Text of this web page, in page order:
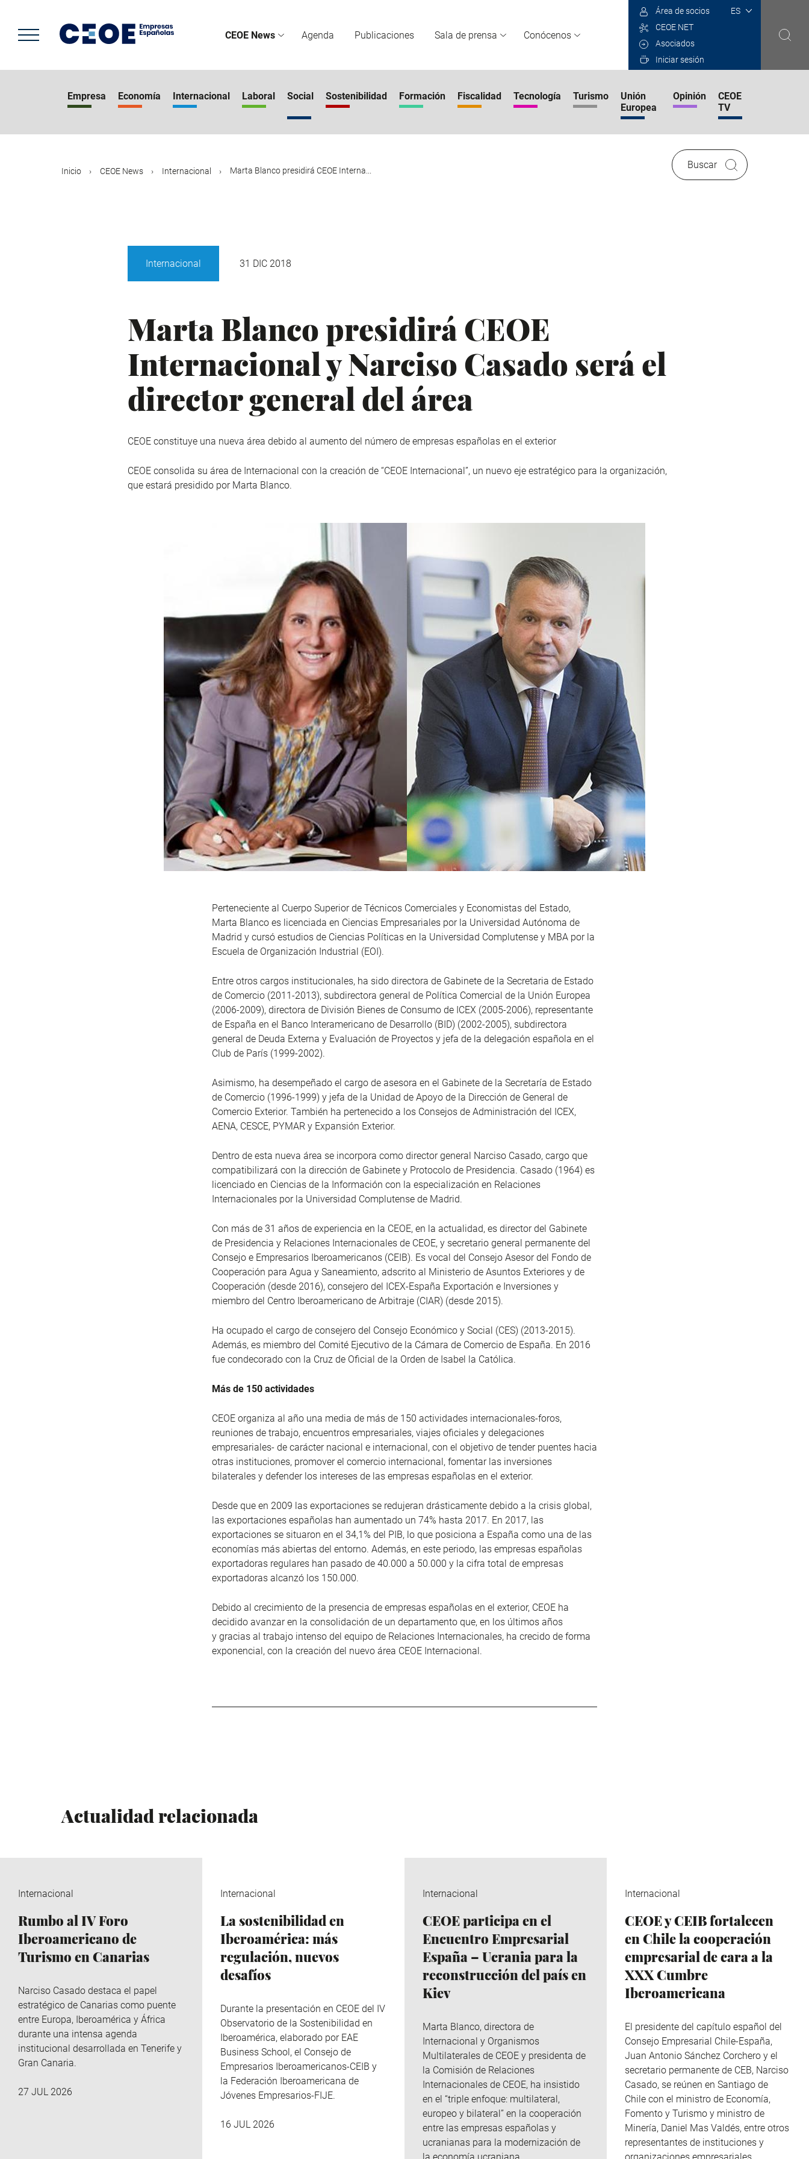
contenido
principal
CEOE News Agenda Publicaciones Sala de prensa Conócenos
Select
Área de socios
CEOE NET
Asociados
Iniciar sesión
Empresa Economía Internacional Laboral Social Sostenibilidad Formación Fiscalidad Tecnología Turismo
Unión
Europea
Opinión
CEOE
TV
Inicio CEOE News Internacional Marta Blanco presidirá CEOE Interna...
Buscar
Internacional 31 DIC 2018
Marta Blanco presidirá CEOE
Internacional y Narciso Casado será el
director general del área
CEOE constituye una nueva área debido al aumento del número de empresas españolas en el exterior
CEOE consolida su área de Internacional con la creación de “CEOE Internacional”, un nuevo eje estratégico para la organización,
que estará presidido por Marta Blanco.
Perteneciente al Cuerpo Superior de Técnicos Comerciales y Economistas del Estado,
Marta Blanco es licenciada en Ciencias Empresariales por la Universidad Autónoma de
Madrid y cursó estudios de Ciencias Políticas en la Universidad Complutense y MBA por la
Escuela de Organización Industrial (EOI).
Entre otros cargos institucionales, ha sido directora de Gabinete de la Secretaria de Estado
de Comercio (2011-2013), subdirectora general de Política Comercial de la Unión Europea
(2006-2009), directora de División Bienes de Consumo de ICEX (2005-2006), representante
de España en el Banco Interamericano de Desarrollo (BID) (2002-2005), subdirectora
general de Deuda Externa y Evaluación de Proyectos y jefa de la delegación española en el
Club de París (1999-2002).
Asimismo, ha desempeñado el cargo de asesora en el Gabinete de la Secretaría de Estado
de Comercio (1996-1999) y jefa de la Unidad de Apoyo de la Dirección de General de
Comercio Exterior. También ha pertenecido a los Consejos de Administración del ICEX,
AENA, CESCE, PYMAR y Expansión Exterior.
Dentro de esta nueva área se incorpora como director general Narciso Casado, cargo que
compatibilizará con la dirección de Gabinete y Protocolo de Presidencia. Casado (1964) es
licenciado en Ciencias de la Información con la especialización en Relaciones
Internacionales por la Universidad Complutense de Madrid.
Con más de 31 años de experiencia en la CEOE, en la actualidad, es director del Gabinete
de Presidencia y Relaciones Internacionales de CEOE, y secretario general permanente del
Consejo e Empresarios Iberoamericanos (CEIB). Es vocal del Consejo Asesor del Fondo de
Cooperación para Agua y Saneamiento, adscrito al Ministerio de Asuntos Exteriores y de
Cooperación (desde 2016), consejero del ICEX-España Exportación e Inversiones y
miembro del Centro Iberoamericano de Arbitraje (CIAR) (desde 2015).
Ha ocupado el cargo de consejero del Consejo Económico y Social (CES) (2013-2015).
Además, es miembro del Comité Ejecutivo de la Cámara de Comercio de España. En 2016
fue condecorado con la Cruz de Oficial de la Orden de Isabel la Católica.
Más de 150 actividades
CEOE organiza al año una media de más de 150 actividades internacionales-foros,
reuniones de trabajo, encuentros empresariales, viajes oficiales y delegaciones
empresariales- de carácter nacional e internacional, con el objetivo de tender puentes hacia
otras instituciones, promover el comercio internacional, fomentar las inversiones
bilaterales y defender los intereses de las empresas españolas en el exterior.
Desde que en 2009 las exportaciones se redujeran drásticamente debido a la crisis global,
las exportaciones españolas han aumentado un 74% hasta 2017. En 2017, las
exportaciones se situaron en el 34,1% del PIB, lo que posiciona a España como una de las
economías más abiertas del entorno. Además, en este periodo, las empresas españolas
exportadoras regulares han pasado de 40.000 a 50.000 y la cifra total de empresas
exportadoras alcanzó los 150.000.
Debido al crecimiento de la presencia de empresas españolas en el exterior, CEOE ha
decidido avanzar en la consolidación de un departamento que, en los últimos años
y gracias al trabajo intenso del equipo de Relaciones Internacionales, ha crecido de forma
exponencial, con la creación del nuevo área CEOE Internacional.
Actualidad relacionada
Internacional
Rumbo al IV Foro
Iberoamericano de
Turismo en Canarias
Narciso Casado destaca el papel
estratégico de Canarias como puente
entre Europa, Iberoamérica y África
durante una intensa agenda
institucional desarrollada en Tenerife y
Gran Canaria.
27 JUL 2026
Internacional
La sostenibilidad en
Iberoamérica: más
regulación, nuevos
desafíos
Durante la presentación en CEOE del IV
Observatorio de la Sostenibilidad en
Iberoamérica, elaborado por EAE
Business School, el Consejo de
Empresarios Iberoamericanos-CEIB y
la Federación Iberoamericana de
Jóvenes Empresarios-FIJE.
16 JUL 2026
Internacional
CEOE participa en el
Encuentro Empresarial
España – Ucrania para la
reconstrucción del país en
Kiev
Marta Blanco, directora de
Internacional y Organismos
Multilaterales de CEOE y presidenta de
la Comisión de Relaciones
Internacionales de CEOE, ha insistido
en el “triple enfoque: multilateral,
europeo y bilateral” en la cooperación
entre las empresas españolas y
ucranianas para la modernización de
Internacional
CEOE y CEIB fortalecen
en Chile la cooperación
empresarial de cara a la
XXX Cumbre
Iberoamericana
El presidente del capítulo español del
Consejo Empresarial Chile-España,
Juan Antonio Sánchez Corchero y el
secretario permanente de CEB, Narciso
Casado, se reúnen en Santiago de
Chile con el ministro de Economía,
Fomento y Turismo y ministro de
Minería, Daniel Mas Valdés, entre otros
representantes de instituciones y